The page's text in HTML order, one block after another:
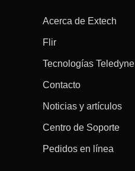
Acerca de Extech
Flir
Tecnologías Teledyne
Contacto
Noticias y artículos
Centro de Soporte
Pedidos en línea